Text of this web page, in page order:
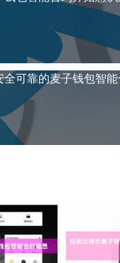
全可靠的麦子钱包智